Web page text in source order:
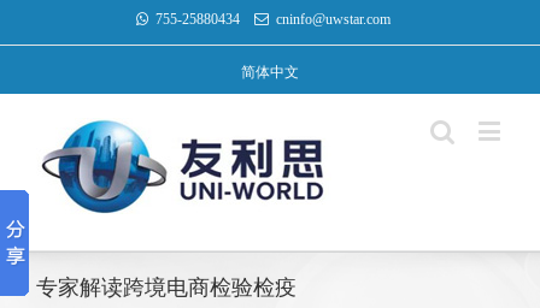
755-25880434 cninfo@uwstar.com
简体中文
专家解读跨境电商检验检疫